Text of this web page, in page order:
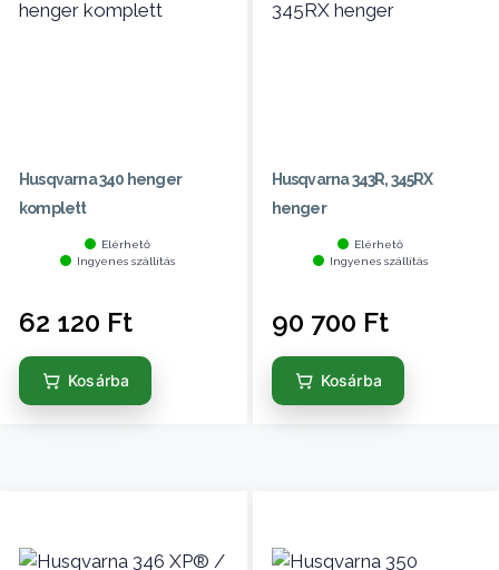
Husqvarna 340 henger
komplett
Elérhető
Ingyenes szállítás
62 120 Ft
Kosárba
Husqvarna 343R, 345RX
henger
Elérhető
Ingyenes szállítás
90 700 Ft
Kosárba